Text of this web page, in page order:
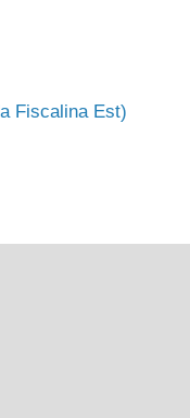
Fiscalina Est)